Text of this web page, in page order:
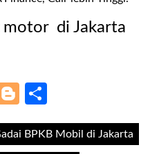
motor di Jakarta
LinkedIn
Blogger
BPKB Mobil di Jakarta